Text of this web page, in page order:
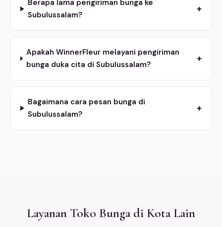
Berapa lama pengiriman bunga ke
Subulussalam?
+
Apakah WinnerFleur melayani pengiriman
bunga duka cita di Subulussalam?
+
Bagaimana cara pesan bunga di
Subulussalam?
+
Layanan Toko Bunga di Kota Lain